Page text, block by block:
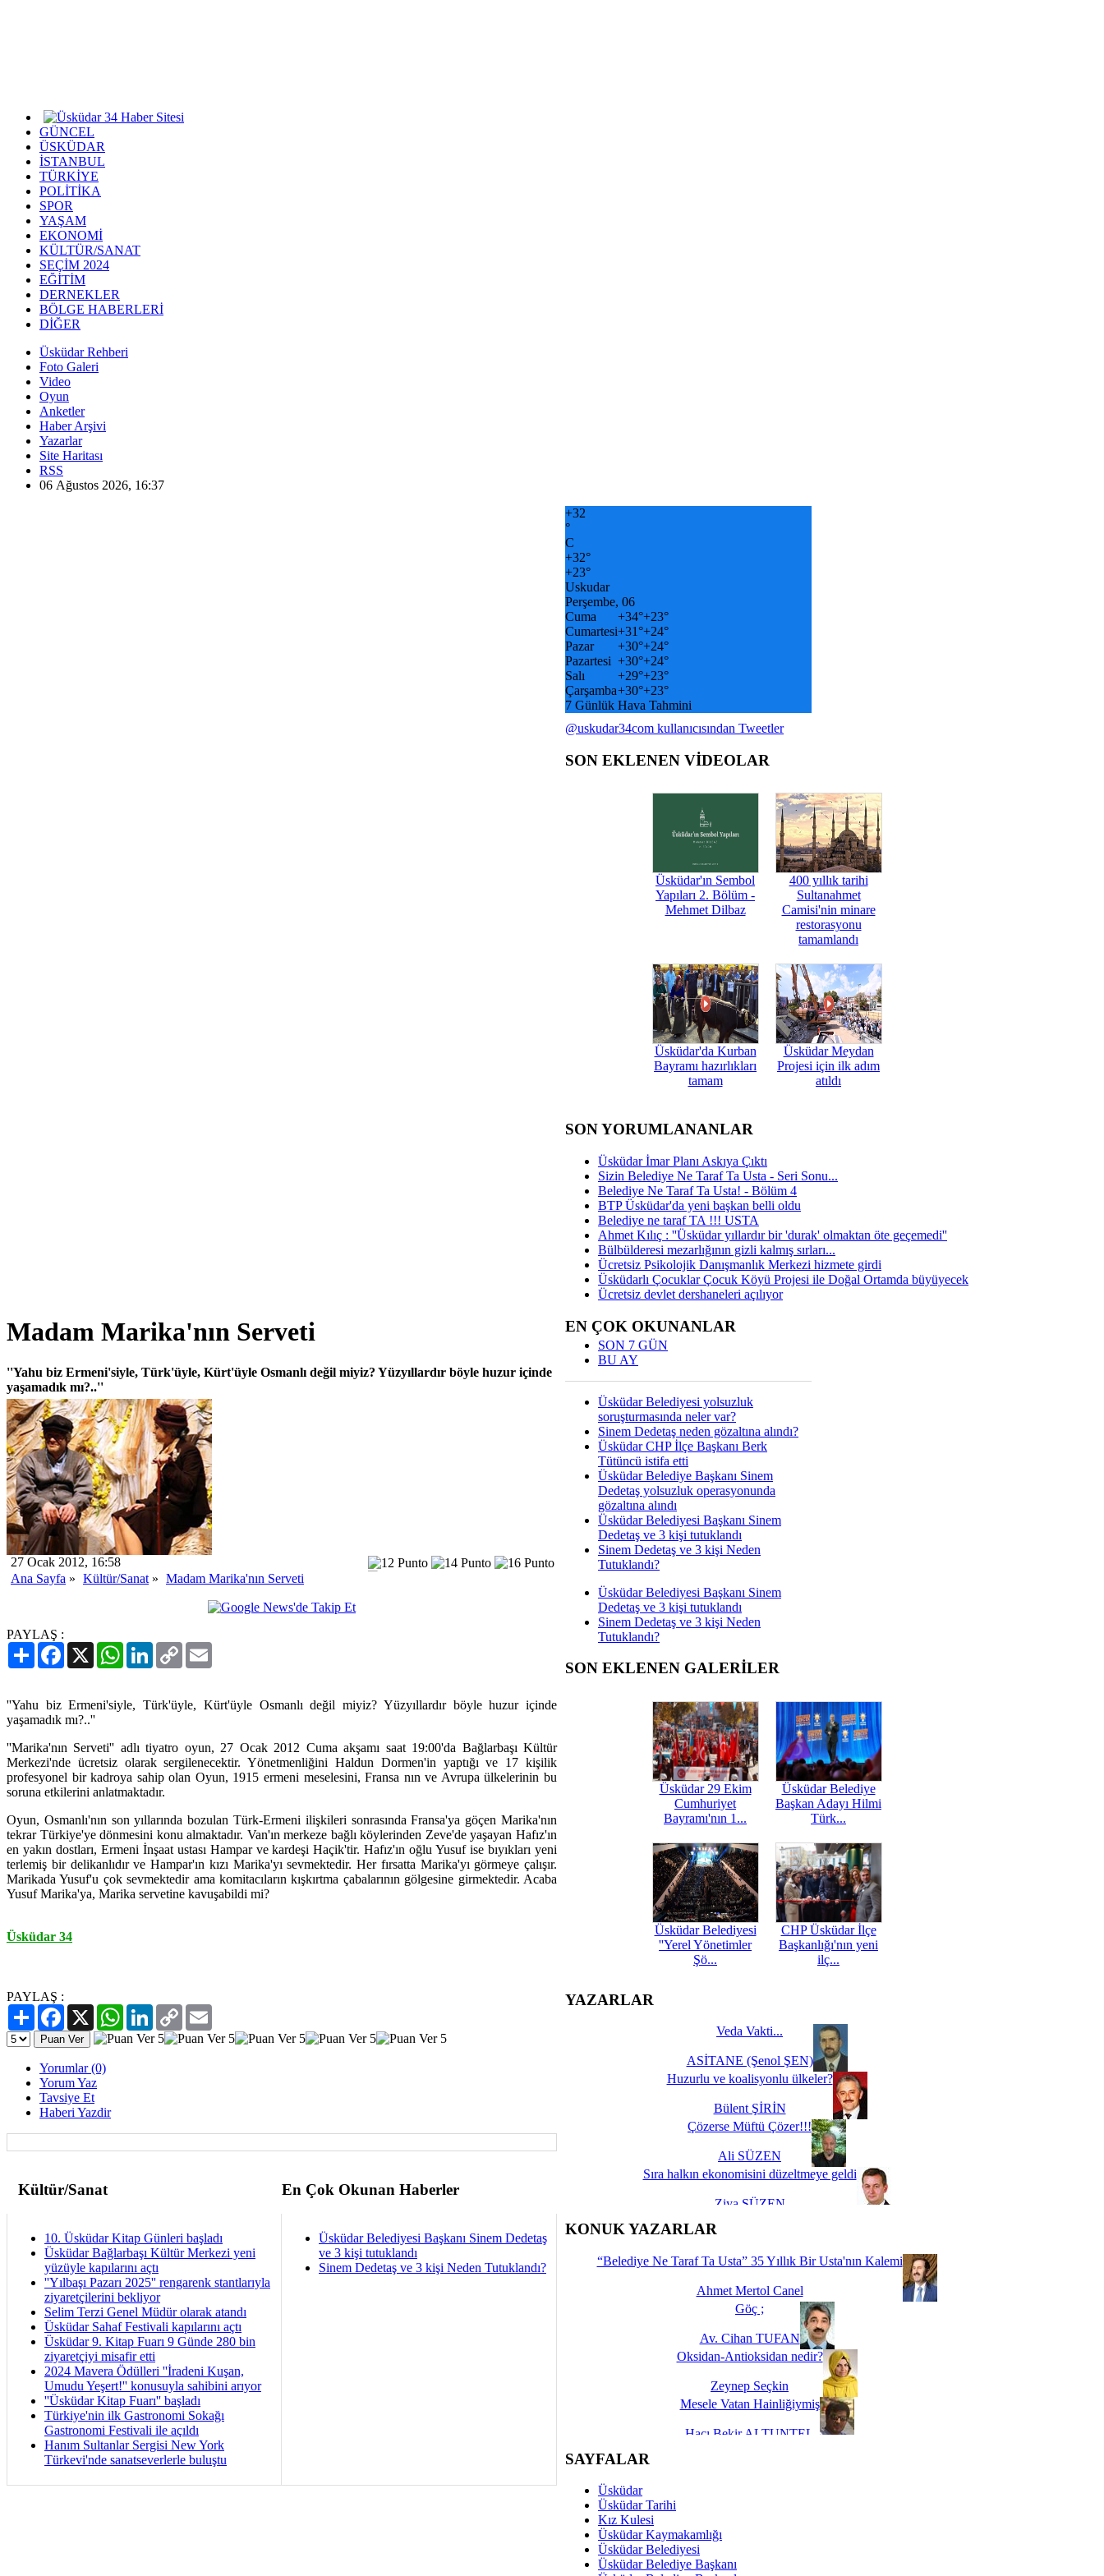
GÜNCEL
ÜSKÜDAR
İSTANBUL
TÜRKİYE
POLİTİKA
SPOR
YAŞAM
EKONOMİ
KÜLTÜR/SANAT
SEÇİM 2024
EĞİTİM
DERNEKLER
BÖLGE HABERLERİ
DİĞER
Üsküdar Rehberi
Foto Galeri
Video
Oyun
Anketler
Haber Arşivi
Yazarlar
Site Haritası
RSS
06 Ağustos 2026, 16:37
Madam Marika'nın Serveti
''Yahu biz Ermeni'siyle, Türk'üyle, Kürt'üyle Osmanlı değil miyiz? Yüzyıllardır böyle huzur içinde
yaşamadık mı?..''
27 Ocak 2012, 16:58
Ana Sayfa » Kültür/Sanat » Madam Marika'nın Serveti
PAYLAŞ :
PaylaşFacebook
X WhatsAppLinkedIn
Copy
Link
''Yahu biz Ermeni'siyle, Türk'üyle, Kürt'üyle Osmanlı değil miyiz? Yüzyıllardır böyle huzur içinde
yaşamadık mı?..''
''Marika'nın Serveti'' adlı tiyatro oyun, 27 Ocak 2012 Cuma akşamı saat 19:00'da Bağlarbaşı Kültür
Merkezi'nde ücretsiz olarak sergilenecektir. Yönetmenliğini Haldun Dormen'in yaptığı ve 17 kişilik
profesyonel bir kadroya sahip olan Oyun, 1915 ermeni meselesini, Fransa nın ve Avrupa ülkelerinin bu
soruna etkilerini anlatmaktadır.
Oyun, Osmanlı'nın son yıllarında bozulan Türk-Ermeni ilişkileri sonrasında Fransa'ya göçen Marika'nın
tekrar Türkiye'ye dönmesini konu almaktadır. Van'ın merkeze bağlı köylerinden Zeve'de yaşayan Hafız'ın
en yakın dostları, Ermeni İnşaat ustası Hampar ve kardeşi Haçik'tir. Hafız'ın oğlu Yusuf ise bıyıkları yeni
terlemiş bir delikanlıdır ve Hampar'ın kızı Marika'yı sevmektedir. Her fırsatta Marika'yı görmeye çalışır.
Marikada Yusuf'u çok sevmektedir ama komitacıların kışkırtma çabalarının gölgesine girmektedir. Acaba
Yusuf Marika'ya, Marika servetine kavuşabildi mi?
Üsküdar 34
PAYLAŞ :
PaylaşFacebook
X WhatsAppLinkedIn
Copy
Link
Yorumlar (0)
Yorum Yaz
Tavsiye Et
Haberi Yazdir
Kültür/Sanat En Çok Okunan Haberler
10. Üsküdar Kitap Günleri başladı
Üsküdar Bağlarbaşı Kültür Merkezi yeni
yüzüyle kapılarını açtı
''Yılbaşı Pazarı 2025'' rengarenk stantlarıyla
ziyaretçilerini bekliyor
Selim Terzi Genel Müdür olarak atandı
Üsküdar Sahaf Festivali kapılarını açtı
Üsküdar 9. Kitap Fuarı 9 Günde 280 bin
ziyaretçiyi misafir etti
2024 Mavera Ödülleri ''İradeni Kuşan,
Umudu Yeşert!'' konusuyla sahibini arıyor
''Üsküdar Kitap Fuarı'' başladı
Türkiye'nin ilk Gastronomi Sokağı
Gastronomi Festivali ile açıldı
Hanım Sultanlar Sergisi New York
Türkevi'nde sanatseverlerle buluştu
Üsküdar Belediyesi Başkanı Sinem Dedetaş
ve 3 kişi tutuklandı
Sinem Dedetaş ve 3 kişi Neden Tutuklandı?
+32
°
C
+32°
+23°
Uskudar
Perşembe, 06
Cuma
+34°+23°
Cumartesi+31°+24°
Pazar
+30°+24°
Pazartesi +30°+24°
Salı
+29°+23°
Çarşamba+30°+23°
7 Günlük Hava Tahmini
@uskudar34com kullanıcısından Tweetler
SON EKLENEN VİDEOLAR
Üsküdar'ın Sembol
Yapıları 2. Bölüm -
Mehmet Dilbaz
400 yıllık tarihi
Sultanahmet
Camisi'nin minare
restorasyonu
tamamlandı
Üsküdar'da Kurban
Bayramı hazırlıkları
tamam
Üsküdar Meydan
Projesi için ilk adım
atıldı
SON YORUMLANANLAR
Üsküdar İmar Planı Askıya Çıktı
Sizin Belediye Ne Taraf Ta Usta - Seri Sonu...
Belediye Ne Taraf Ta Usta! - Bölüm 4
BTP Üsküdar'da yeni başkan belli oldu
Belediye ne taraf TA !!! USTA
Ahmet Kılıç : ''Üsküdar yıllardır bir 'durak' olmaktan öte geçemedi''
Bülbülderesi mezarlığının gizli kalmış sırları...
Ücretsiz Psikolojik Danışmanlık Merkezi hizmete girdi
Üsküdarlı Çocuklar Çocuk Köyü Projesi ile Doğal Ortamda büyüyecek
Ücretsiz devlet dershaneleri açılıyor
EN ÇOK OKUNANLAR
SON 7 GÜN
BU AY
Üsküdar Belediyesi yolsuzluk
soruşturmasında neler var?
Sinem Dedetaş neden gözaltına alındı?
Üsküdar CHP İlçe Başkanı Berk
Tütüncü istifa etti
Üsküdar Belediye Başkanı Sinem
Dedetaş yolsuzluk operasyonunda
gözaltına alındı
Üsküdar Belediyesi Başkanı Sinem
Dedetaş ve 3 kişi tutuklandı
Sinem Dedetaş ve 3 kişi Neden
Tutuklandı?
Üsküdar Belediyesi Başkanı Sinem
Dedetaş ve 3 kişi tutuklandı
Sinem Dedetaş ve 3 kişi Neden
Tutuklandı?
SON EKLENEN GALERİLER
Üsküdar 29 Ekim
Cumhuriyet
Bayramı'nın 1...
Üsküdar Belediye
Başkan Adayı Hilmi
Türk...
Üsküdar Belediyesi
''Yerel Yönetimler
Şö...
CHP Üsküdar İlçe
Başkanlığı'nın yeni
ilç...
YAZARLAR
Veda Vakti...
ASİTANE (Şenol ŞEN)
Huzurlu ve koalisyonlu ülkeler?
Bülent ŞİRİN
Çözerse Müftü Çözer!!!
Ali SÜZEN
Sıra halkın ekonomisini düzeltmeye geldi
Ziya SÜZEN
İşte Biz buyuz...
KONUK YAZARLAR
“Belediye Ne Taraf Ta Usta” 35 Yıllık Bir Usta'nın Kalemi
Ahmet Mertol Canel
Göç ;
Av. Cihan TUFAN
Oksidan-Antioksidan nedir?
Zeynep Seçkin
Mesele Vatan Hainliğiymiş
Hacı Bekir ALTUNTEL
Dünya Fani, Ama Kısa Bir Süre De Olsa Burdayız
Savaş ŞENEL
Hukukun Adaleti Kalmadı Üstadım!
SAYFALAR
Üsküdar
Üsküdar Tarihi
Kız Kulesi
Üsküdar Kaymakamlığı
Üsküdar Belediyesi
Üsküdar Belediye Başkanı